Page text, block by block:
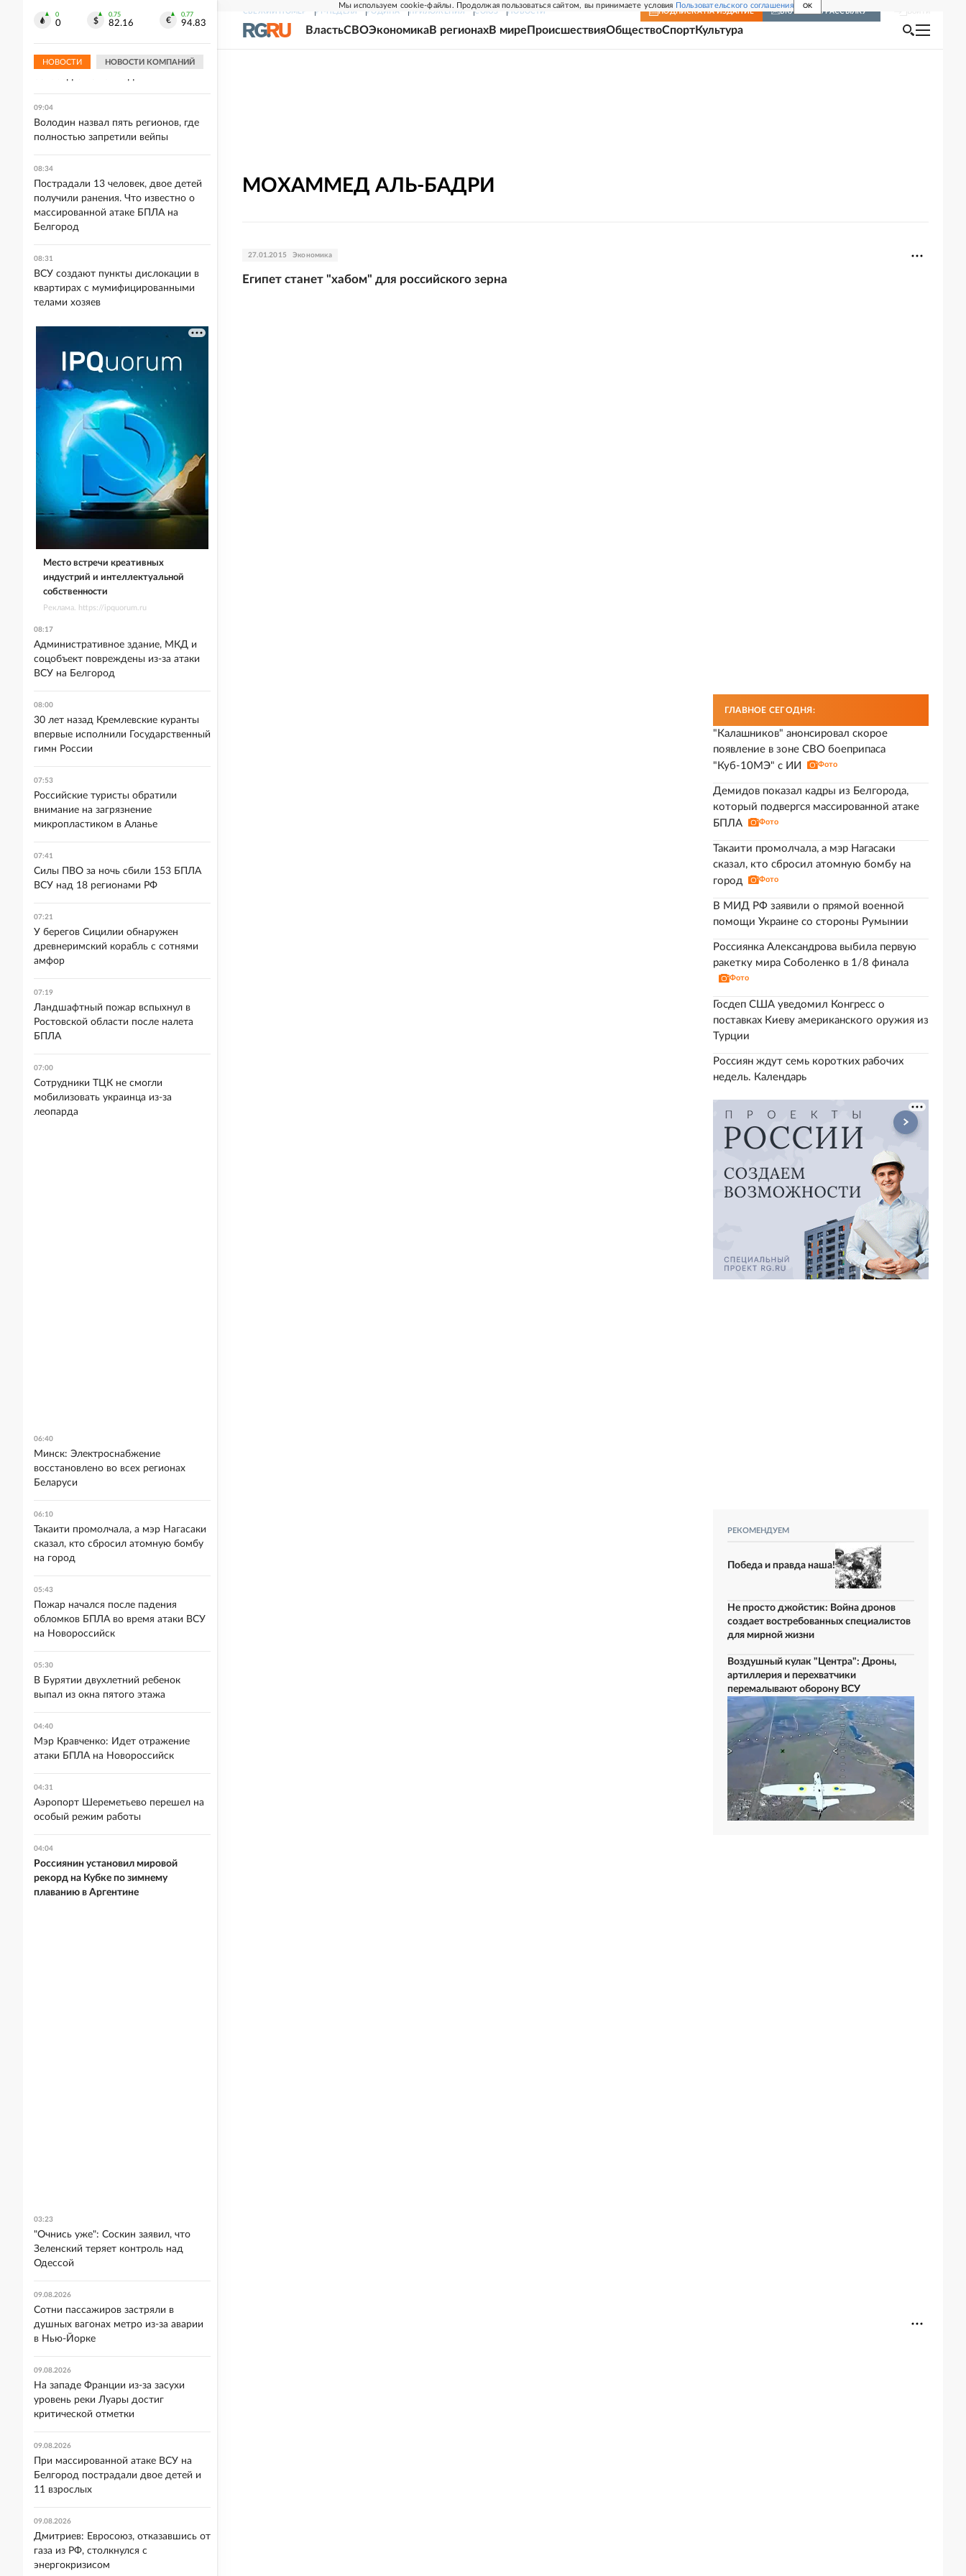
Мы используем cookie-файлы. Продолжая пользоваться сайтом, вы принимаете условия Пользовательского соглашения OK
СВЕЖИЙ НОМЕР РГ-НЕДЕЛЯ РОДИНА ПРИЛОЖЕНИЯ СОЮЗ НОВОСТИ ПОДПИСКА НА ИЗДАНИЕ ВКЛЮЧИТЬ РАССЫЛКУ
ВластьСВОЭкономикаВ регионахВ мире ПроисшествияОбществоСпортКультура
МОХАММЕД АЛЬ-БАДРИ
27.01.2015 Экономика
Египет станет "хабом" для российского зерна
ГЛАВНОЕ СЕГОДНЯ:
"Калашников" анонсировал скорое
появление в зоне СВО боеприпаса
"Куб-10МЭ" с ИИ
Фото
Демидов показал кадры из Белгорода,
который подвергся массированной атаке
БПЛА
Фото
Такаити промолчала, а мэр Нагасаки
сказал, кто сбросил атомную бомбу на
город
Фото
В МИД РФ заявили о прямой военной
помощи Украине со стороны Румынии
Россиянка Александрова выбила первую
ракетку мира Соболенко в 1/8 финала
Фото
Госдеп США уведомил Конгресс о
поставках Киеву американского оружия из
Турции
Россиян ждут семь коротких рабочих
недель. Календарь
РЕКОМЕНДУЕМ
Победа и правда наша!
Не просто джойстик: Война дронов
создает востребованных специалистов
для мирной жизни
Воздушный кулак "Центра": Дроны,
артиллерия и перехватчики
перемалывают оборону ВСУ
0
0
0.75
82.16
0.77
94.83
НОВОСТИ НОВОСТИ КОМПАНИЙ
большом стаже
В Якутии все подтопленные села
09:04
Володин назвал пять регионов, где
полностью запретили вейпы
08:34
Пострадали 13 человек, двое детей
получили ранения. Что известно о
массированной атаке БПЛА на
Белгород
08:31
ВСУ создают пункты дислокации в
квартирах с мумифицированными
телами хозяев
Место встречи креативных
индустрий и интеллектуальной
собственности
Реклама. https://ipquorum.ru
08:17
Административное здание, МКД и
соцобъект повреждены из-за атаки
ВСУ на Белгород
08:00
30 лет назад Кремлевские куранты
впервые исполнили Государственный
гимн России
07:53
Российские туристы обратили
внимание на загрязнение
микропластиком в Аланье
07:41
Силы ПВО за ночь сбили 153 БПЛА
ВСУ над 18 регионами РФ
07:21
У берегов Сицилии обнаружен
древнеримский корабль с сотнями
амфор
07:19
Ландшафтный пожар вспыхнул в
Ростовской области после налета
БПЛА
07:00
Сотрудники ТЦК не смогли
мобилизовать украинца из-за
леопарда
06:40
Минск: Электроснабжение
восстановлено во всех регионах
Беларуси
06:10
Такаити промолчала, а мэр Нагасаки
сказал, кто сбросил атомную бомбу
на город
05:43
Пожар начался после падения
обломков БПЛА во время атаки ВСУ
на Новороссийск
05:30
В Бурятии двухлетний ребенок
выпал из окна пятого этажа
04:40
Мэр Кравченко: Идет отражение
атаки БПЛА на Новороссийск
04:31
Аэропорт Шереметьево перешел на
особый режим работы
04:04
Россиянин установил мировой
рекорд на Кубке по зимнему
плаванию в Аргентине
03:23
"Очнись уже": Соскин заявил, что
Зеленский теряет контроль над
Одессой
09.08.2026
Сотни пассажиров застряли в
душных вагонах метро из-за аварии
в Нью-Йорке
09.08.2026
На западе Франции из-за засухи
уровень реки Луары достиг
критической отметки
09.08.2026
При массированной атаке ВСУ на
Белгород пострадали двое детей и
11 взрослых
09.08.2026
Дмитриев: Евросоюз, отказавшись от
газа из РФ, столкнулся с
энергокризисом